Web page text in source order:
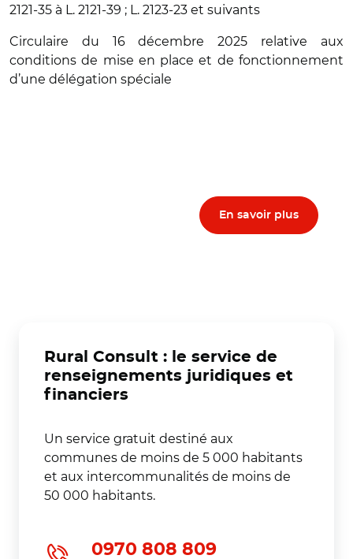
2121-35 à L. 2121-39 ; L. 2123-23 et suivants
Circulaire du 16 décembre 2025 relative aux
conditions de mise en place et de fonctionnement
d’une délégation spéciale
En savoir plus
Rural Consult : le service de
renseignements juridiques et
financiers
Un service gratuit destiné aux
communes de moins de 5 000 habitants
et aux intercommunalités de moins de
50 000 habitants.
0970 808 809